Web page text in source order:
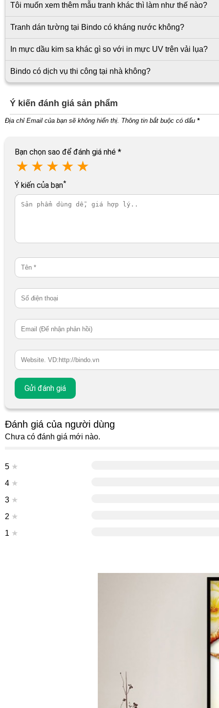
Tôi muốn xem thêm mẫu tranh khác thì làm như thế nào?
Tranh dán tường tại Bindo có kháng nước không?
In mực dầu kim sa khác gì so với in mực UV trên vải lụa?
Bindo có dịch vụ thi công tại nhà không?
Ý kiến đánh giá sản phẩm
Địa chỉ Email của bạn sẽ không hiển thị. Thông tin bắt buộc có dấu *
Bạn chọn sao để đánh giá nhé *
★ ★ ★ ★ ★
Ý kiến của bạn*
Đánh giá của người dùng
Chưa có đánh giá mới nào.
5 ★
4 ★
3 ★
2 ★
1 ★